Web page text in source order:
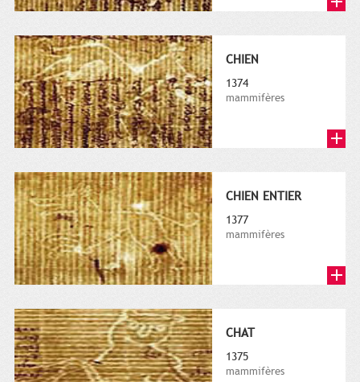
CHIEN
1374
mammifères
CHIEN ENTIER
1377
mammifères
CHAT
1375
mammifères